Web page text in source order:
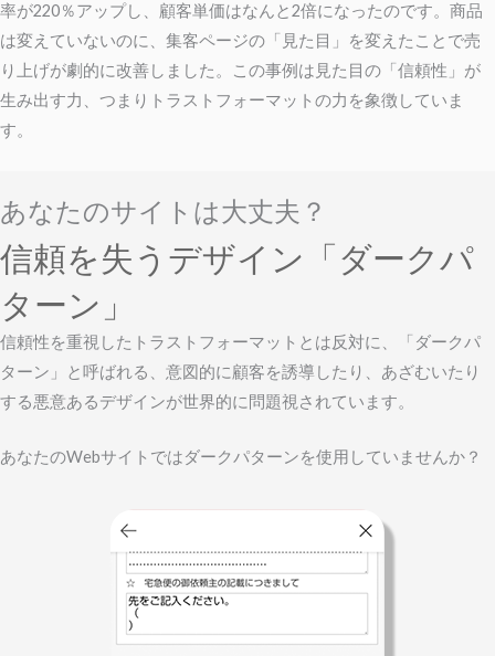
率が220％アップし、顧客単価はなんと2倍になったのです。 商品
は変えていないのに、集客ページの「見た目」を変えたことで売
り上げが劇的に改善しました。この事例は見た目の「信頼性」が
生み出す力、つまりトラストフォーマットの力を象徴していま
す。
あなたのサイトは大丈夫？
信頼を失うデザイン「ダークパ
ターン」
信頼性を重視したトラストフォーマットとは反対に、「ダークパ
ターン」と呼ばれる、意図的に顧客を誘導したり、あざむいたり
する悪意あるデザインが世界的に問題視されています。
あなたのWebサイトではダークパターンを使用していませんか？